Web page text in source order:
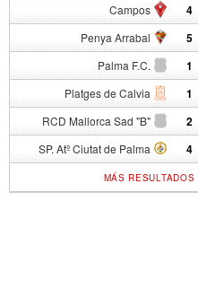
Campos 4
Penya Arrabal 5
Palma F.C. 1
Platges de Calvia 1
RCD Mallorca Sad "B" 2
SP. Atº Ciutat de Palma 4
MÁS RESULTADOS